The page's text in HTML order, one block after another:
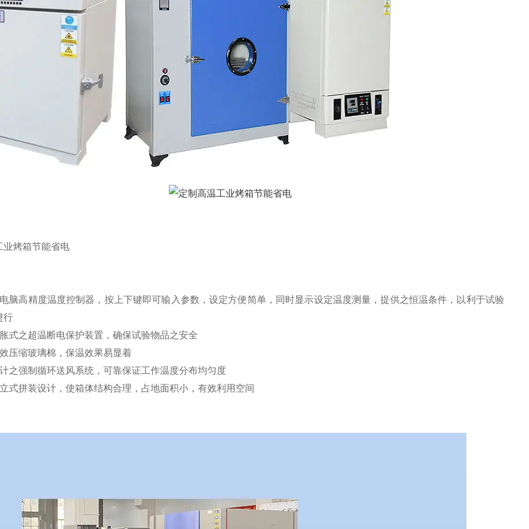
业烤箱节能省电
脑高精度温度控制器，按上下键即可输入参数，设定方便简单，同时显示设定温度测量，提供之恒温条件，以利于试验
行
式之超温断电保护装置，确保试验物品之安全
压缩玻璃棉，保温效果易显着
之强制循环送风系统，可靠保证工作温度分布均匀度
式拼装设计，使箱体结构合理，占地面积小，有效利用空间